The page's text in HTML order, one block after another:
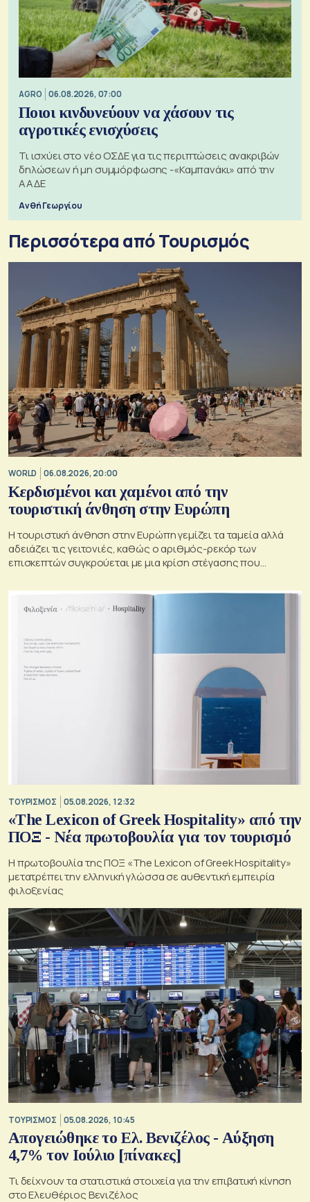
AGRO 06.08.2026, 07:00
Ποιοι κινδυνεύουν να χάσουν τις
αγροτικές ενισχύσεις
Τι ισχύει στο νέο ΟΣΔΕ για τις περιπτώσεις ανακριβών
δηλώσεων ή μη συμμόρφωσης -«Καμπανάκι» από την
ΑΑΔΕ
Ανθή Γεωργίου
Περισσότερα από Τουρισμός
WORLD 06.08.2026, 20:00
Κερδισμένοι και χαμένοι από την
τουριστική άνθηση στην Ευρώπη
Η τουριστική άνθηση στην Ευρώπη γεμίζει τα ταμεία αλλά
αδειάζει τις γειτονιές, καθώς ο αριθμός-ρεκόρ των
επισκεπτών συγκρούεται με μια κρίση στέγασης που
ΤΟΥΡΙΣΜΟΣ 05.08.2026, 12:32
«The Lexicon of Greek Hospitality» από την
ΠΟΞ - Νέα πρωτοβουλία για τον τουρισμό
Η πρωτοβουλία της ΠΟΞ «The Lexicon of Greek Hospitality»
μετατρέπει την ελληνική γλώσσα σε αυθεντική εμπειρία
φιλοξενίας
ΤΟΥΡΙΣΜΟΣ 05.08.2026, 10:45
Απογειώθηκε το Ελ. Βενιζέλος - Αύξηση
4,7% τον Ιούλιο [πίνακες]
Τι δείχνουν τα στατιστικά στοιχεία για την επιβατική κίνηση
στο Ελευθέριος Βενιζέλος